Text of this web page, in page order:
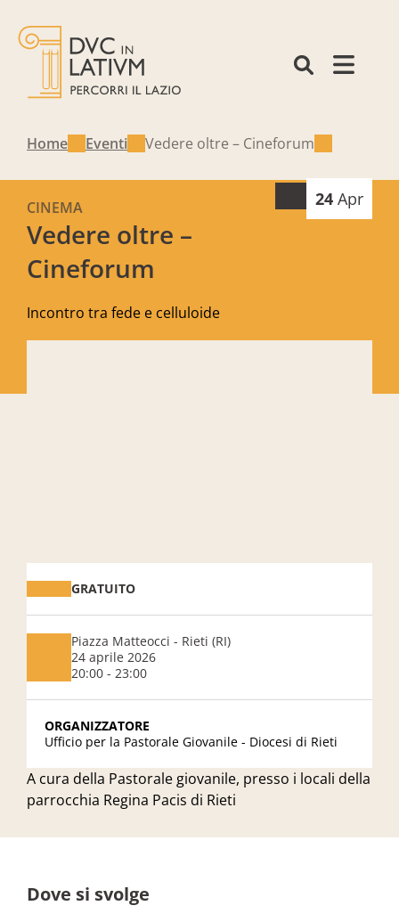
Home Eventi Vedere oltre – Cineforum
Vedere oltre –
Cineforum
CINEMA
Incontro tra fede e celluloide
24 Apr
A cura della Pastorale giovanile, presso i locali della
parrocchia Regina Pacis di Rieti
GRATUITO
Piazza Matteocci - Rieti (RI)
24 aprile 2026
20:00 - 23:00
ORGANIZZATORE
Ufficio per la Pastorale Giovanile - Diocesi di Rieti
Dove si svolge